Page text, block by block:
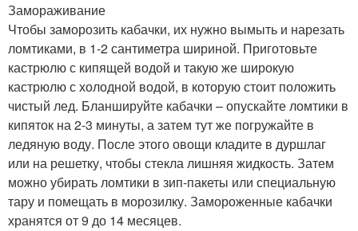
Замораживание
Чтобы заморозить кабачки, их нужно вымыть и нарезать
ломтиками, в 1-2 сантиметра шириной. Приготовьте
кастрюлю с кипящей водой и такую же широкую
кастрюлю с холодной водой, в которую стоит положить
чистый лед. Бланшируйте кабачки – опускайте ломтики в
кипяток на 2-3 минуты, а затем тут же погружайте в
ледяную воду. После этого овощи кладите в дуршлаг
или на решетку, чтобы стекла лишняя жидкость. Затем
можно убирать ломтики в зип-пакеты или специальную
тару и помещать в морозилку. Замороженные кабачки
хранятся от 9 до 14 месяцев.